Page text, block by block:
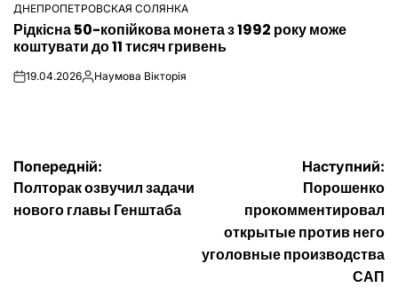
ОПУБЛІКУВАТИ
У
ДНЕПРОПЕТРОВСКАЯ СОЛЯНКА
Рідкісна 50-копійкова монета з 1992 року може
коштувати до 11 тисяч гривень
on19.04.2026Опубліковано
Наумова Вікторія
Навігація
записів
Попередній:
Полторак озвучил задачи
нового главы Генштаба
Наступний:
Порошенко
прокомментировал
открытые против него
уголовные производства
САП